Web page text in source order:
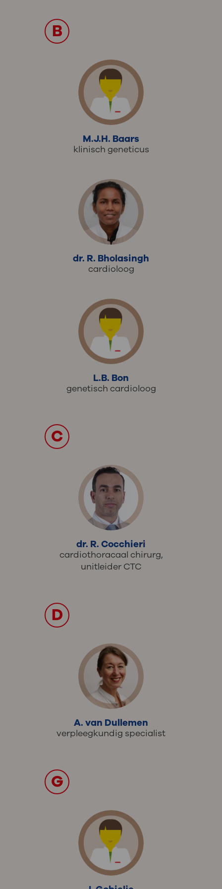
B
M.J.H. Baars
klinisch geneticus
dr. R. Bholasingh
cardioloog
L.B. Bon
genetisch cardioloog
C
dr. R. Cocchieri
cardiothoracaal chirurg,
unitleider CTC
D
A. van Dullemen
verpleegkundig specialist
G